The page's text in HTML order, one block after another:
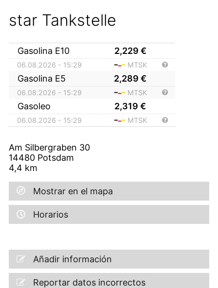
star Tankstelle
Gasolina E10 2,229 €
06.08.2026 - 15:29 MTSK
Gasolina E5 2,289 €
06.08.2026 - 15:29 MTSK
Gasoleo 2,319 €
06.08.2026 - 15:29 MTSK
Am Silbergraben 30
14480 Potsdam
4,4 km
Mostrar en el mapa
Horarios
Añadir información
Reportar datos incorrectos